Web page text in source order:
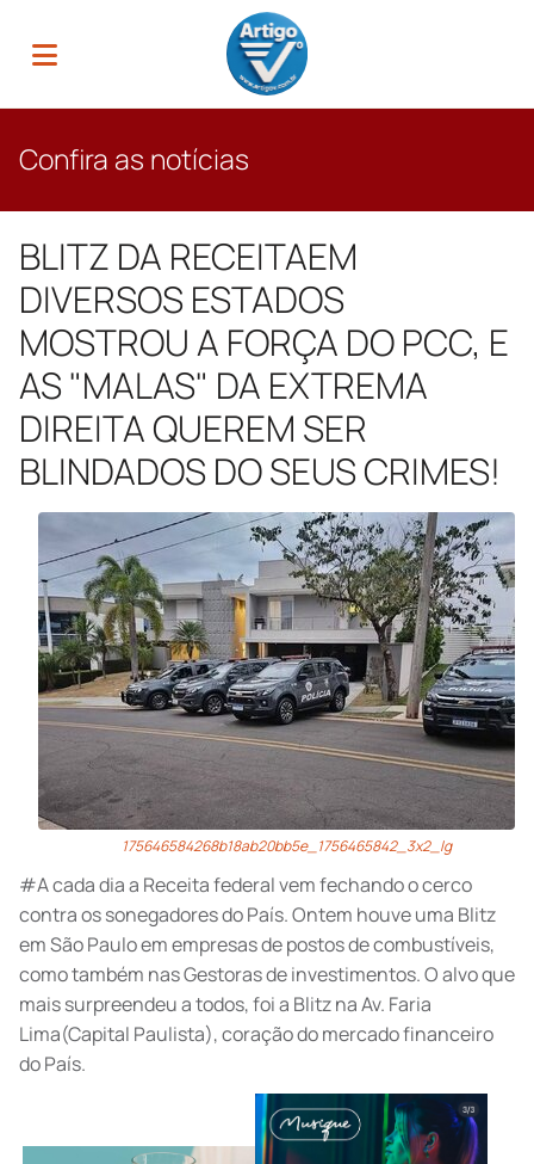
Confira as notícias
BLITZ DA RECEITAEM
DIVERSOS ESTADOS
MOSTROU A FORÇA DO PCC, E
AS "MALAS" DA EXTREMA
DIREITA QUEREM SER
BLINDADOS DO SEUS CRIMES!
175646584268b18ab20bb5e_1756465842_3x2_lg
#A cada dia a Receita federal vem fechando o cerco
contra os sonegadores do País. Ontem houve uma Blitz
em São Paulo em empresas de postos de combustíveis,
como também nas Gestoras de investimentos. O alvo que
mais surpreendeu a todos, foi a Blitz na Av. Faria
Lima(Capital Paulista), coração do mercado financeiro
do País.